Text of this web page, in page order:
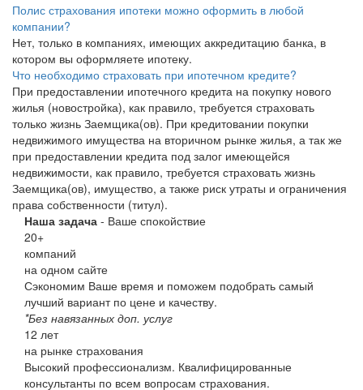
Полис страхования ипотеки можно оформить в любой
компании?
Нет, только в компаниях, имеющих аккредитацию банка, в
котором вы оформляете ипотеку.
Что необходимо страховать при ипотечном кредите?
При предоставлении ипотечного кредита на покупку нового
жилья (новостройка), как правило, требуется страховать
только жизнь Заемщика(ов). При кредитовании покупки
недвижимого имущества на вторичном рынке жилья, а так же
при предоставлении кредита под залог имеющейся
недвижимости, как правило, требуется страховать жизнь
Заемщика(ов), имущество, а также риск утраты и ограничения
права собственности (титул).
Наша задача - Ваше спокойствие
20+
компаний
на одном сайте
Сэкономим Ваше время и поможем подобрать самый
лучший вариант по цене и качеству.
*Без навязанных доп. услуг
12 лет
на рынке страхования
Высокий профессионализм. Квалифицированные
консультанты по всем вопросам страхования.